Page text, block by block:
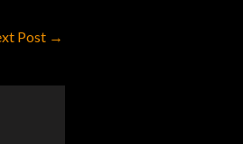
Post →